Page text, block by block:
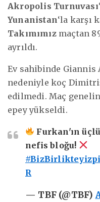
Akropolis Turnuvası
Yunanistan‘la karşı
Takımımızmaçtan
ayrıldı.
Ev sahibinde Giannis
nedeniyle koç
edilmedi. Maç
epey yükseldi.
Furkan'ın
nefis bloğu!
#BizBirlikteyiz
R
— TBF (@TBF)